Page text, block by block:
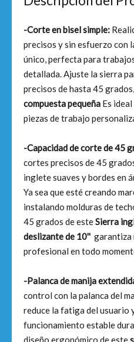
-Corte en bisel simple:
precisos y sin esfuerzo con
único, perfecta para
detallada. Ajuste la sierra
precisos de hasta 45
compuesta pequeña Es
piezas de trabajo
-Capacidad de corte de 45
cortes precisos de 45
inglete suaves y bordes en
Ya sea que esté creando
instalando molduras de
45 grados de esteSierra
deslizante de 10'' garantiza
profesional en todo
-Palanca de manija
control con la palanca del
reduce la fatiga del usuario
funcionamiento estable
diseño ergonómico de este